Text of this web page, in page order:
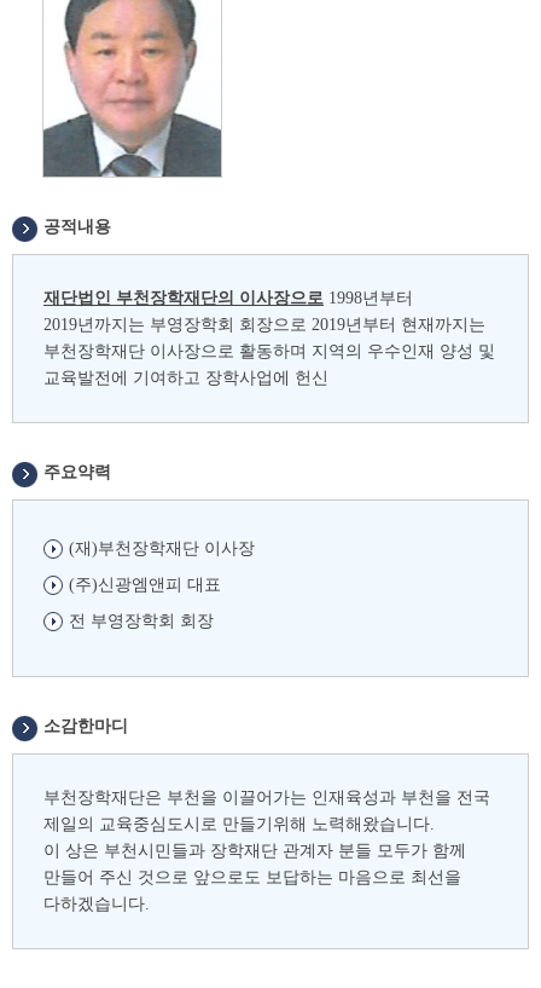
공적내용
재단법인 부천장학재단의 이사장으로 1998년부터
2019년까지는 부영장학회 회장으로 2019년부터 현재까지는
부천장학재단 이사장으로 활동하며 지역의 우수인재 양성 및
교육발전에 기여하고 장학사업에 헌신
주요약력
(재)부천장학재단 이사장
(주)신광엠앤피 대표
전 부영장학회 회장
소감한마디
부천장학재단은 부천을 이끌어가는 인재육성과 부천을 전국
제일의 교육중심도시로 만들기위해 노력해왔습니다.
이 상은 부천시민들과 장학재단 관계자 분들 모두가 함께
만들어 주신 것으로 앞으로도 보답하는 마음으로 최선을
다하겠습니다.